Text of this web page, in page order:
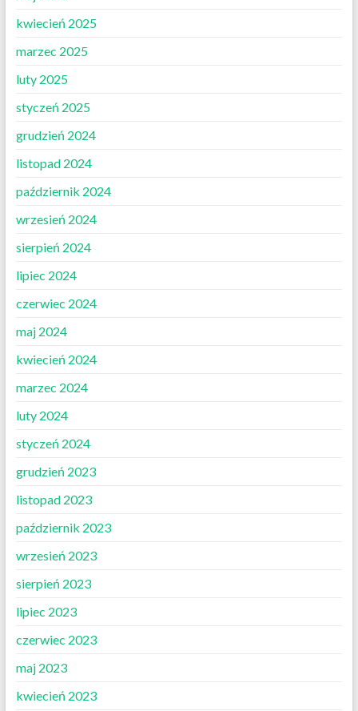
kwiecień 2025
marzec 2025
luty 2025
styczeń 2025
grudzień 2024
listopad 2024
październik 2024
wrzesień 2024
sierpień 2024
lipiec 2024
czerwiec 2024
maj 2024
kwiecień 2024
marzec 2024
luty 2024
styczeń 2024
grudzień 2023
listopad 2023
październik 2023
wrzesień 2023
sierpień 2023
lipiec 2023
czerwiec 2023
maj 2023
kwiecień 2023